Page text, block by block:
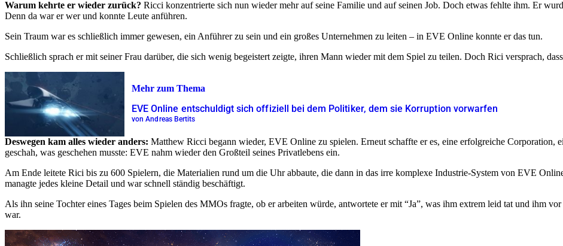
Warum kehrte er wieder zurück? Ricci konzentrierte sich nun wieder mehr auf seine Familie und auf seinen Job. Doch etwas fehlte ihm. Er
Denn da war er wer und konnte Leute anführen.
Sein Traum war es schließlich immer gewesen, ein Anführer zu sein und ein großes Unternehmen zu leiten – in EVE Online konnte er das tun.
Schließlich sprach er mit seiner Frau darüber, die sich wenig begeistert zeigte, ihren Mann wieder mit dem Spiel zu teilen. Doch Rici versprach,
Mehr zum Thema
EVE Online entschuldigt sich offiziell bei dem Politiker, dem sie Korruption vorwarfen
von Andreas Bertits
Deswegen kam alles wieder anders: Matthew Ricci begann wieder, EVE Online zu spielen. Erneut schaffte er es, eine erfolgreiche Corporation,
geschah, was geschehen musste: EVE nahm wieder den Großteil seines Privatlebens ein.
Am Ende leitete Rici bis zu 600 Spielern, die Materialien rund um die Uhr abbaute, die dann in das irre komplexe Industrie-System von EVE
managte jedes kleine Detail und war schnell ständig beschäftigt.
Als ihn seine Tochter eines Tages beim Spielen des MMOs fragte, ob er arbeiten würde, antwortete er mit “Ja”, was ihm extrem leid tat und ihm
war.